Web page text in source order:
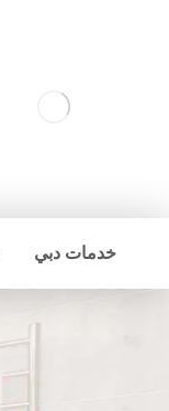
خدمات دبي